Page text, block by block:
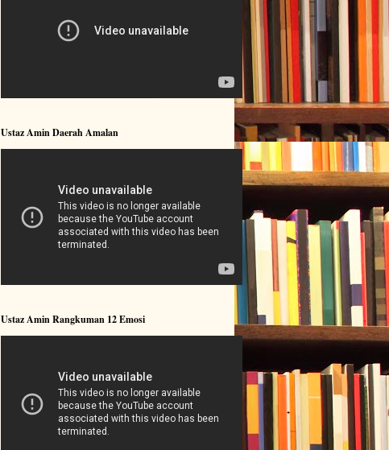
Ustaz Amin Daerah Amalan
Ustaz Amin Rangkuman 12 Emosi